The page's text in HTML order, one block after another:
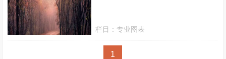
栏目：专业图表
1